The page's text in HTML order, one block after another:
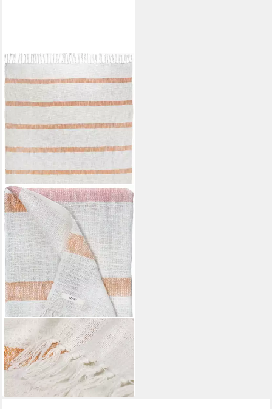
ESPRIT
Plaid Arne, im Naturlook mit
langen Fransen
81,49 €
lieferbar - in 2-3 Werktagen bei dir